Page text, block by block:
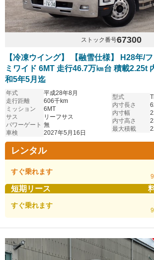
ストック番号67300
【冷凍ウイング】 【融雪仕様】 H28年/
ミワイド 6MT 走行46.7万㎞台 積載2.25t
和5年5月迄
年式
平成28年8月
走行距離
606千km
ミッション
6MT
サス
リーフサス
パワーゲート 無
車検
2027年5月16日
型式
内寸長さ
内寸幅
内寸高さ
最大積載
レンタル
すぐ乗れます
短期リース
すぐ乗れます